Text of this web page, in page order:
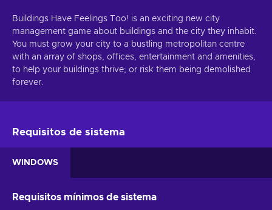
Buildings Have Feelings Too! is an exciting new city
management game about buildings and the city they inhabit.
You must grow your city to a bustling metropolitan centre
with an array of shops, offices, entertainment and amenities,
to help your buildings thrive; or risk them being demolished
forever.
Requisitos de sistema
WINDOWS
Requisitos mínimos de sistema